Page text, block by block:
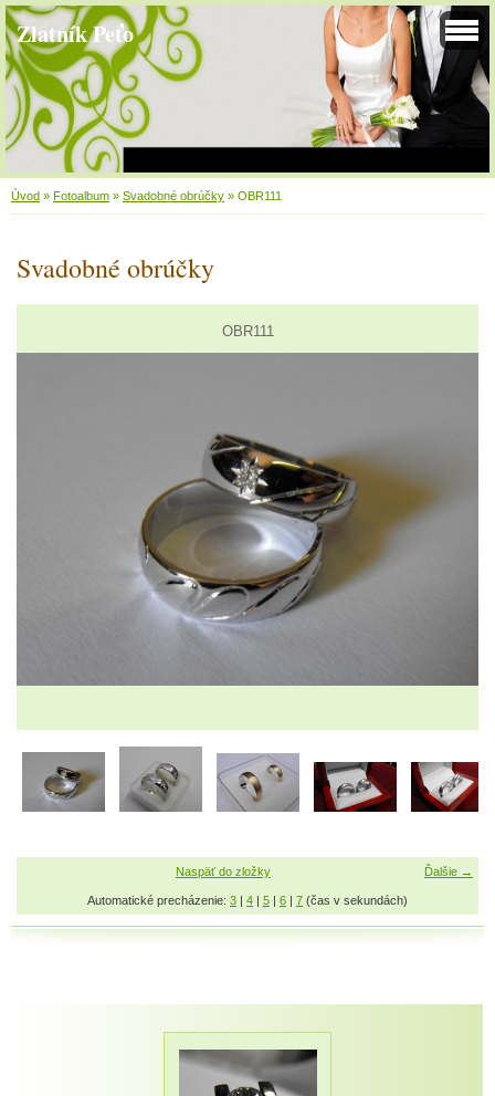
Zlatník Peťo
Úvod » Fotoalbum » Svadobné obrúčky » OBR111
Svadobné obrúčky
OBR111
Ďalšie →
Naspäť do zložky
Automatické precházenie: 3 | 4 | 5 | 6 | 7 (čas v sekundách)